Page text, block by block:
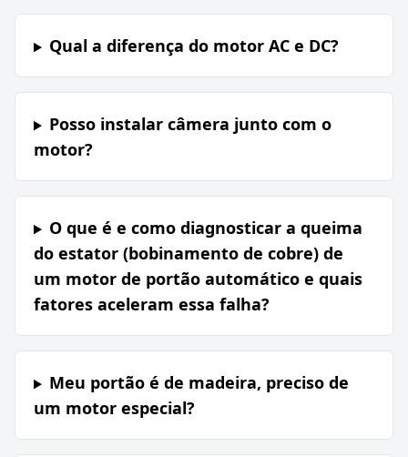
Qual a diferença do motor AC e DC?
Posso instalar câmera junto com o
motor?
O que é e como diagnosticar a queima
do estator (bobinamento de cobre) de
um motor de portão automático e quais
fatores aceleram essa falha?
Meu portão é de madeira, preciso de
um motor especial?